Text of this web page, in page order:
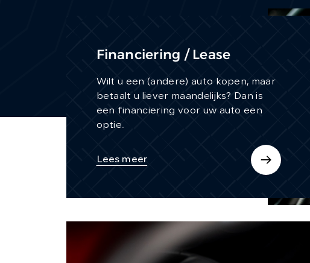
Financiering / Lease
Wilt u een (andere) auto kopen, maar
betaalt u liever maandelijks? Dan is
een financiering voor uw auto een
optie.
Lees meer